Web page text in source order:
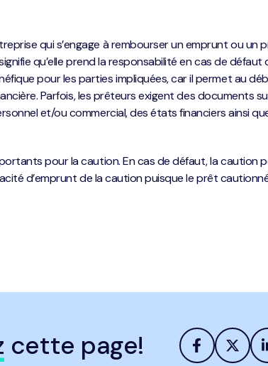
qui s’engage à rembourser un emprunt ou un
qu’elle prend la responsabilité en cas de
pour les parties impliquées, car il permet au
Parfois, les prêteurs exigent des documents
et/ou commercial, des états financiers ainsi
pour la caution. En cas de défaut, la
d’emprunt de la caution puisque le prêt
cette page!